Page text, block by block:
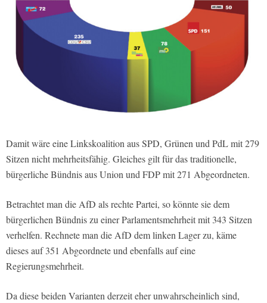
Damit wäre eine Linkskoalition aus SPD, Grünen und PdL mit 279
Sitzen nicht mehrheitsfähig. Gleiches gilt für das traditionelle,
bürgerliche Bündnis aus Union und FDP mit 271 Abgeordneten.
Betrachtet man die AfD als rechte Partei, so könnte sie dem
bürgerlichen Bündnis zu einer Parlamentsmehrheit mit 343 Sitzen
verhelfen. Rechnete man die AfD dem linken Lager zu, käme
dieses auf 351 Abgeordnete und ebenfalls auf eine
Regierungsmehrheit.
Da diese beiden Varianten derzeit eher unwahrscheinlich sind,